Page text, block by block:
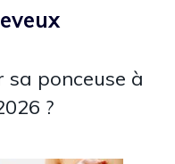
sa ponceuse à
?